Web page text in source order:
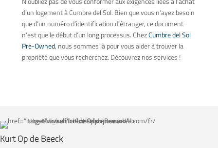
d’un logement à Cumbre del Sol. Bien que vous n’ayez besoin
que d’un numéro d’identification d’étranger, ce document
n’est que le début d’un long processus. ChezCumbre del Sol
Pre-Owned, nous sommes là pour vous aider à trouver la
propriété que vous recherchez. Découvrez nos services !
Kurt Op de Beeck